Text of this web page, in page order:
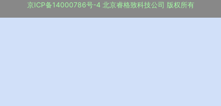
京ICP备14000786号-4 北京睿格致科技公司 版权所有